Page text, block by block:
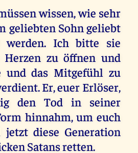
wissen, wie sehr
geliebten Sohn geliebt
werden. Ich bitte sie
zu öffnen und
und das Mitgefühl zu
Er, euer Erlöser,
den Tod in seiner
hinnahm, um euch
diese Generation
Satans retten.